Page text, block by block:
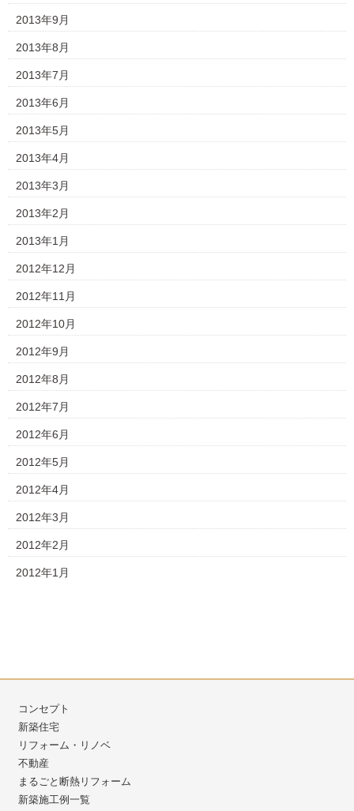
2013年9月
2013年8月
2013年7月
2013年6月
2013年5月
2013年4月
2013年3月
2013年2月
2013年1月
2012年12月
2012年11月
2012年10月
2012年9月
2012年8月
2012年7月
2012年6月
2012年5月
2012年4月
2012年3月
2012年2月
2012年1月
コンセプト
新築住宅
リフォーム・リノベ
不動産
まるごと断熱リフォーム
新築施工例一覧